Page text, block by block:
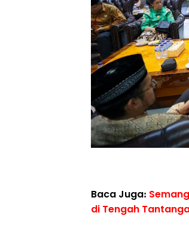
Baca Juga:
di Tengah